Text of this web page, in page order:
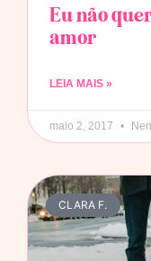
Eu não
amor
LEIA MAIS »
maio 2, 2017
CLARA F.